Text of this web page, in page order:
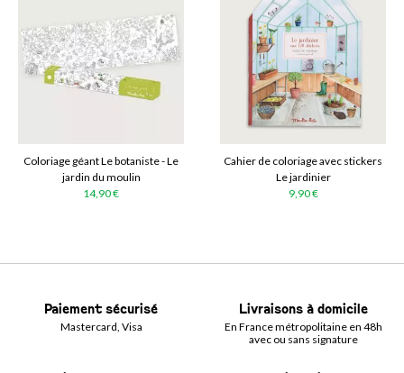
Coloriage géant Le botaniste - Le
jardin du moulin
14,90 €
Cahier de coloriage avec stickers
Le jardinier
9,90 €
Paiement sécurisé
Mastercard, Visa
Livraisons à domicile
En France métropolitaine en 48h
avec ou sans signature